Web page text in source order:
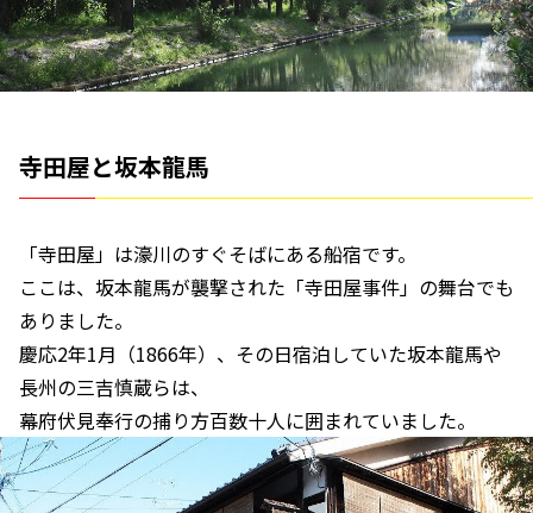
寺田屋と坂本龍馬
「寺田屋」は濠川のすぐそばにある船宿です。
ここは、坂本龍馬が襲撃された「寺田屋事件」の舞台でも
ありました。
慶応2年1月（1866年）、その日宿泊していた坂本龍馬や
長州の三吉慎蔵らは、
幕府伏見奉行の捕り方百数十人に囲まれていました。